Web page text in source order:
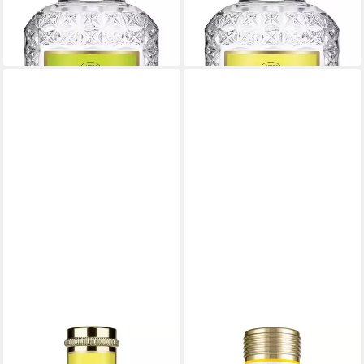
(329,90 €/ 1 l)
-18%
in 5-6 Werktagen bei dir
(319,90 €/ 1 l)
-20%
in 5-6 Werktagen bei dir
Eau de Cologne 4711 Acqua
Eau de Cologne 4711 REMIX